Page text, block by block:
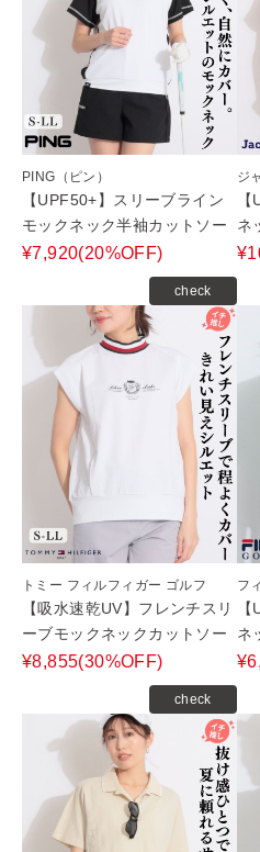
PING（ピン）
【UPF50+】スリーブライン
モックネック半袖カットソー
¥7,920(20%OFF)
check
ジ
ネ
トミー フィルフィガー ゴルフ
【吸水速乾UV】フレンチスリ
ーブモックネックカットソー
¥8,855(30%OFF)
check
フ
ネ